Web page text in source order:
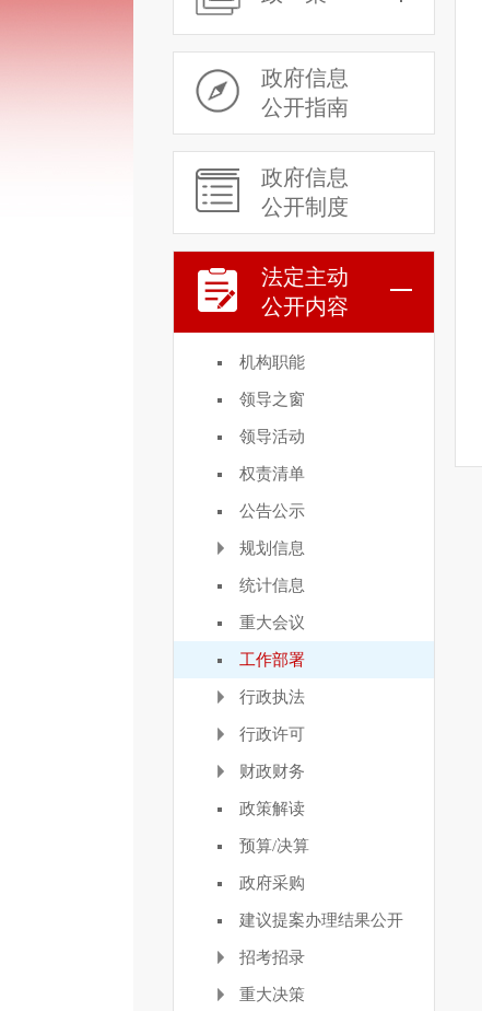
政府信息
公开指南
政府信息
公开制度
法定主动
公开内容
机构职能
领导之窗
领导活动
权责清单
公告公示
规划信息
统计信息
重大会议
工作部署
行政执法
行政许可
财政财务
政策解读
预算/决算
政府采购
建议提案办理结果公开
招考招录
重大决策